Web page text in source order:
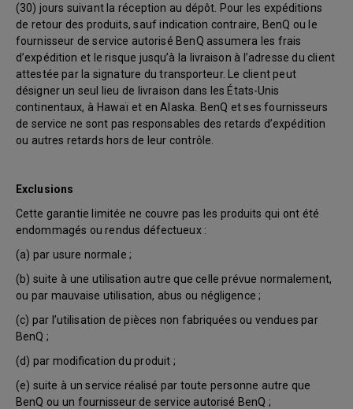
(30) jours suivant la réception au dépôt. Pour les expéditions
de retour des produits, sauf indication contraire, BenQ ou le
fournisseur de service autorisé BenQ assumera les frais
d’expédition et le risque jusqu’à la livraison à l’adresse du client
attestée par la signature du transporteur. Le client peut
désigner un seul lieu de livraison dans les États-Unis
continentaux, à Hawaï et en Alaska. BenQ et ses fournisseurs
de service ne sont pas responsables des retards d’expédition
ou autres retards hors de leur contrôle.
Exclusions
Cette garantie limitée ne couvre pas les produits qui ont été
endommagés ou rendus défectueux :
(a) par usure normale ;
(b) suite à une utilisation autre que celle prévue normalement,
ou par mauvaise utilisation, abus ou négligence ;
(c) par l’utilisation de pièces non fabriquées ou vendues par
BenQ ;
(d) par modification du produit ;
(e) suite à un service réalisé par toute personne autre que
BenQ ou un fournisseur de service autorisé BenQ ;